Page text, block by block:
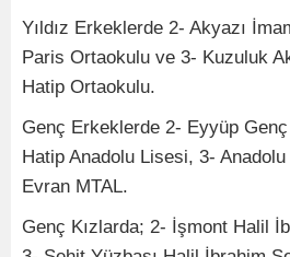
Yıldız Erkeklerde 2- Akyazı
Paris Ortaokulu ve 3- Kuzuluk
Hatip Ortaokulu.
Genç Erkeklerde 2- Eyyüp
Hatip Anadolu Lisesi, 3-
Evran MTAL.
Genç Kızlarda; 2- İşmont Halil